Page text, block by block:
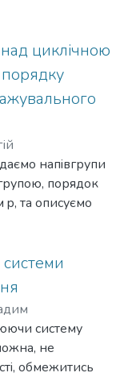
та аналогом
циклічною
напiвгрупи
порядок
p, та описуємо
у модулярному
поля рiвна p.
систему
не
обмежитись